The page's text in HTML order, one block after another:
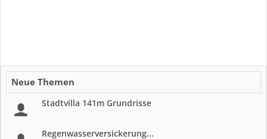
Neue Themen
Stadtvilla 141m Grundrisse
Regenwasserversickerung...